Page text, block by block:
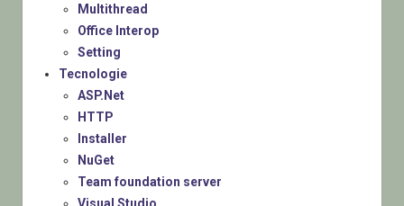
Multithread
Office Interop
Setting
Tecnologie
ASP.Net
HTTP
Installer
NuGet
Team foundation server
Visual Studio